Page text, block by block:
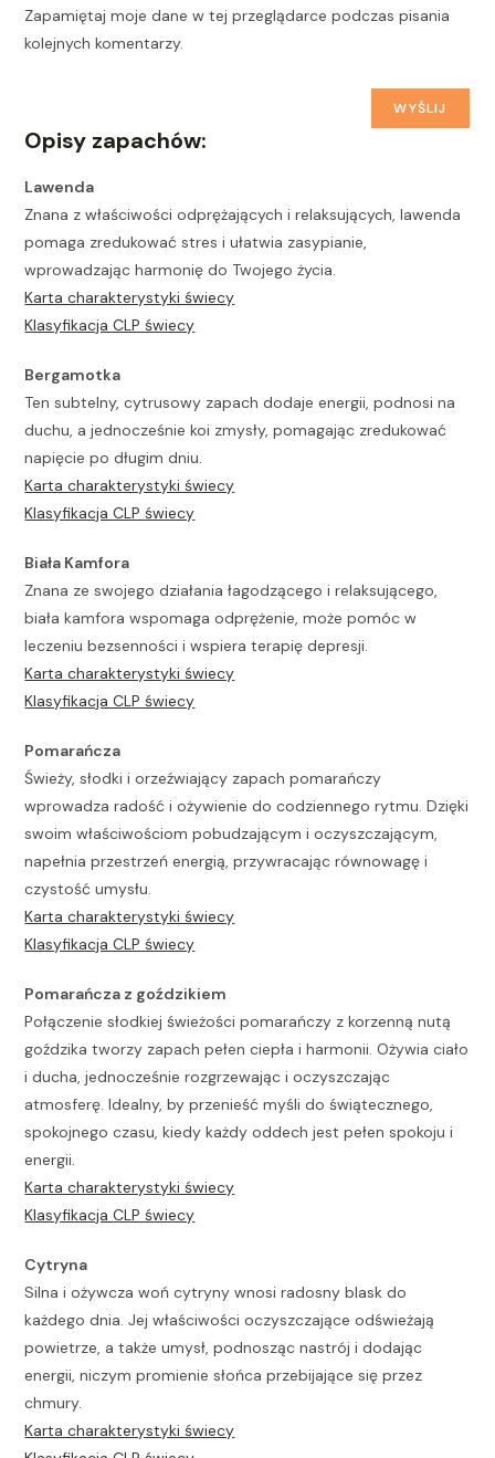
Zapamiętaj moje dane w tej przeglądarce podczas pisania
kolejnych komentarzy.
Opisy zapachów:
Lawenda
Znana z właściwości odprężających i relaksujących, lawenda
pomaga zredukować stres i ułatwia zasypianie,
wprowadzając harmonię do Twojego życia.
Karta charakterystyki świecy
Klasyfikacja CLP świecy
Bergamotka
Ten subtelny, cytrusowy zapach dodaje energii, podnosi na
duchu, a jednocześnie koi zmysły, pomagając zredukować
napięcie po długim dniu.
Karta charakterystyki świecy
Klasyfikacja CLP świecy
Biała Kamfora
Znana ze swojego działania łagodzącego i relaksującego,
biała kamfora wspomaga odprężenie, może pomóc w
leczeniu bezsenności i wspiera terapię depresji.
Karta charakterystyki świecy
Klasyfikacja CLP świecy
Pomarańcza
Świeży, słodki i orzeźwiający zapach pomarańczy
wprowadza radość i ożywienie do codziennego rytmu. Dzięki
swoim właściwościom pobudzającym i oczyszczającym,
napełnia przestrzeń energią, przywracając równowagę i
czystość umysłu.
Karta charakterystyki świecy
Klasyfikacja CLP świecy
Pomarańcza z goździkiem
Połączenie słodkiej świeżości pomarańczy z korzenną nutą
goździka tworzy zapach pełen ciepła i harmonii. Ożywia ciało
i ducha, jednocześnie rozgrzewając i oczyszczając
atmosferę. Idealny, by przenieść myśli do świątecznego,
spokojnego czasu, kiedy każdy oddech jest pełen spokoju i
energii.
Karta charakterystyki świecy
Klasyfikacja CLP świecy
Cytryna
Silna i ożywcza woń cytryny wnosi radosny blask do
każdego dnia. Jej właściwości oczyszczające odświeżają
powietrze, a także umysł, podnosząc nastrój i dodając
energii, niczym promienie słońca przebijające się przez
chmury.
Karta charakterystyki świecy